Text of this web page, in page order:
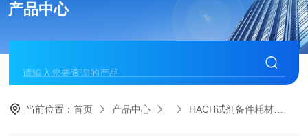
产品中心
当前位置：首页 产品中心 HACH试剂备件耗材